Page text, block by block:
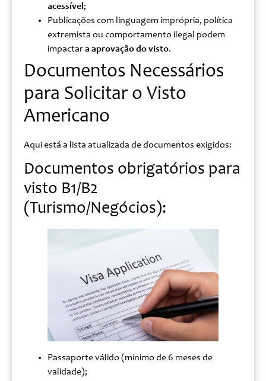
acessível;
Publicações com linguagem imprópria, política
extremista ou comportamento ilegal podem
impactara aprovação do visto.
Documentos Necessários
para Solicitar o Visto
Americano
Aqui está a lista atualizada de documentos exigidos:
Documentos obrigatórios para
visto B1/B2
(Turismo/Negócios):
Passaporte válido (mínimo de 6 meses de
validade);